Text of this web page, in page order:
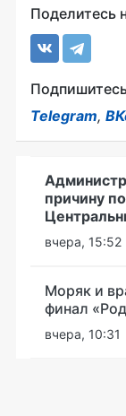
Поделитесь
Telegram,
причину
вчера, 15:52
Моряк и
финал
вчера, 10:31